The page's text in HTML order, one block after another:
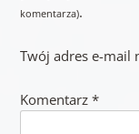
komentarza).
Twój adres e-mail
Komentarz *